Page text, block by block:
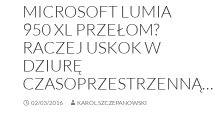
MICROSOFT LUMIA
950 XL PRZEŁOM?
RACZEJ USKOK W
DZIURĘ
CZASOPRZESTRZENNĄ…
02/03/2016 KAROL SZCZEPANOWSKI